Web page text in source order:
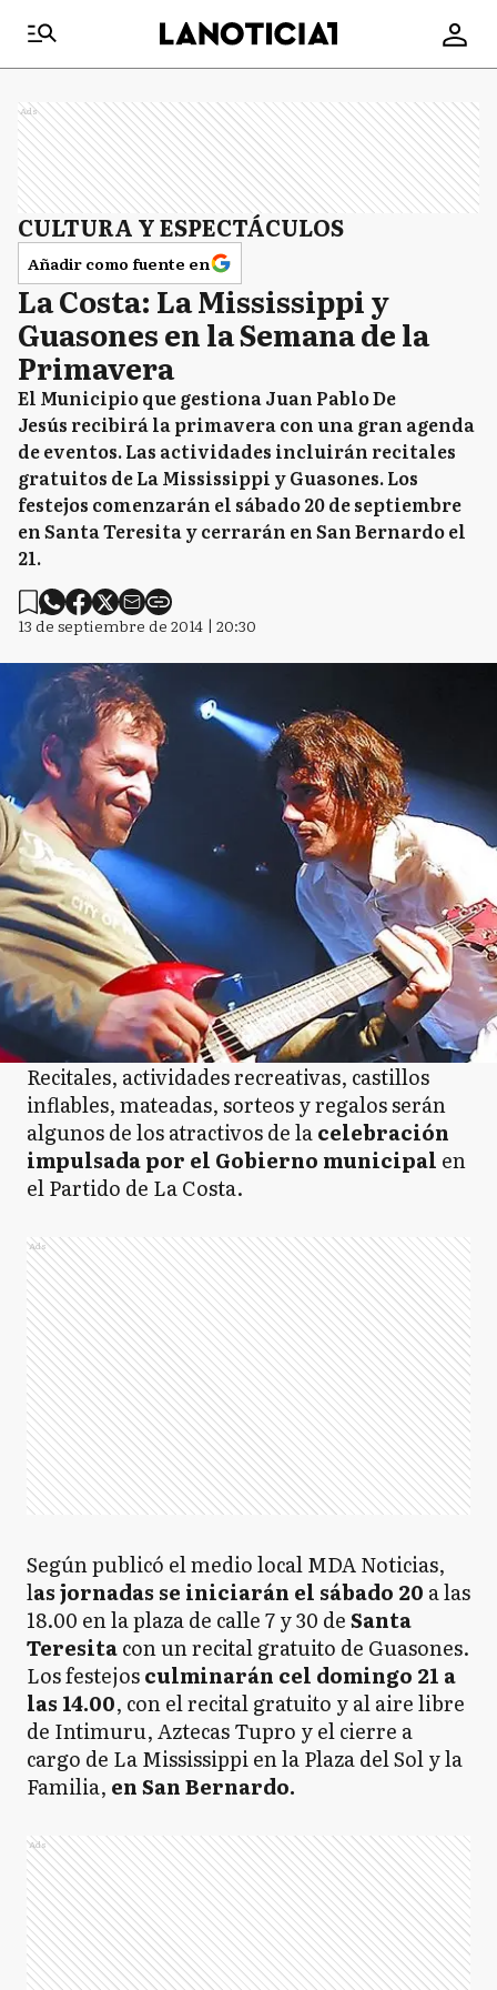
Ads
CULTURA Y ESPECTÁCULOS
Añadir como fuente en
La Costa: La Mississippi y
Guasones en la Semana de la
Primavera
El Municipio que gestiona Juan Pablo De
Jesús recibirá la primavera con una gran agenda
de eventos. Las actividades incluirán recitales
gratuitos de La Mississippi y Guasones. Los
festejos comenzarán el sábado 20 de septiembre
en Santa Teresita y cerrarán en San Bernardo el
21.
13 de septiembre de 2014 | 20:30
Recitales, actividades recreativas, castillos
inflables, mateadas, sorteos y regalos serán
algunos de los atractivos de lacelebración
impulsada por el Gobierno municipal en
el Partido de La Costa.
Ads
Según publicó el medio local MDA Noticias,
las jornadas se iniciarán el sábado 20 a las
18.00 en la plaza de calle 7 y 30 deSanta
Teresitacon un recital gratuito de Guasones.
Los festejosculminarán cel domingo 21 a
las 14.00, con el recital gratuito y al aire libre
de Intimuru, Aztecas Tupro y el cierre a
cargo de La Mississippi en la Plaza del Sol y la
Familia, en San Bernardo.
Ads